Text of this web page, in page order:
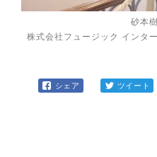
砂本
株式会社フュージック インタ
シェア ツイート